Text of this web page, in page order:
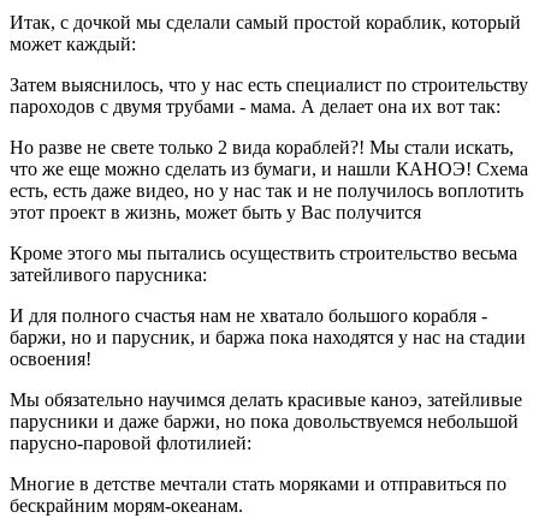
Итак, с дочкой мы сделали самый простой кораблик, который
может каждый:
Затем выяснилось, что у нас есть специалист по строительству
пароходов с двумя трубами - мама. А делает она их вот так:
Но разве не свете только 2 вида кораблей?! Мы стали искать,
что же еще можно сделать из бумаги, и нашли КАНОЭ! Схема
есть, есть даже видео, но у нас так и не получилось воплотить
этот проект в жизнь, может быть у Вас получится
Кроме этого мы пытались осуществить строительство весьма
затейливого парусника:
И для полного счастья нам не хватало большого корабля -
баржи, но и парусник, и баржа пока находятся у нас на стадии
освоения!
Мы обязательно научимся делать красивые каноэ, затейливые
парусники и даже баржи, но пока довольствуемся небольшой
парусно-паровой флотилией:
Многие в детстве мечтали стать моряками и отправиться по
бескрайним морям-океанам.